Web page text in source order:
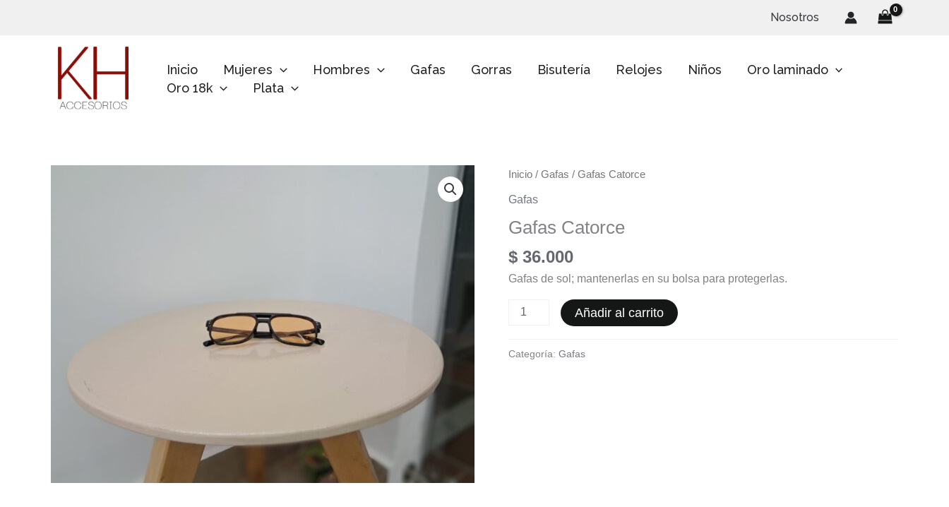
Nosotros
Inicio Mujeres Hombres Gafas Gorras Bisutería Relojes Niños
Oro laminado
Oro 18k
Plata
Inicio / Gafas / Gafas Catorce
Gafas
Gafas Catorce
$ 36.000
Gafas de sol; mantenerlas en su bolsa para protegerlas.
Gafas
Añadir al carrito
Categoría: Gafas
u